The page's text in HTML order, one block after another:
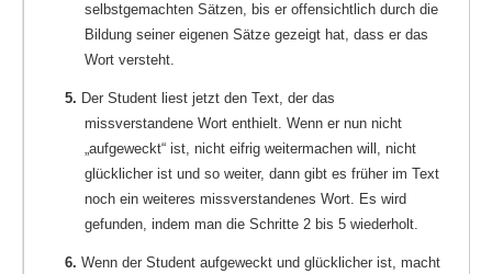
selbstgemachten Sätzen, bis er offensichtlich durch die
Bildung seiner eigenen Sätze gezeigt hat, dass er das
Wort versteht.
5. Der Student liest jetzt den Text, der das
missverstandene Wort enthielt. Wenn er nun nicht
„aufgeweckt“ ist, nicht eifrig weitermachen will, nicht
glücklicher ist und so weiter, dann gibt es früher im Text
noch ein weiteres missverstandenes Wort. Es wird
gefunden, indem man die Schritte 2 bis 5 wiederholt.
6. Wenn der Student aufgeweckt und glücklicher ist, macht